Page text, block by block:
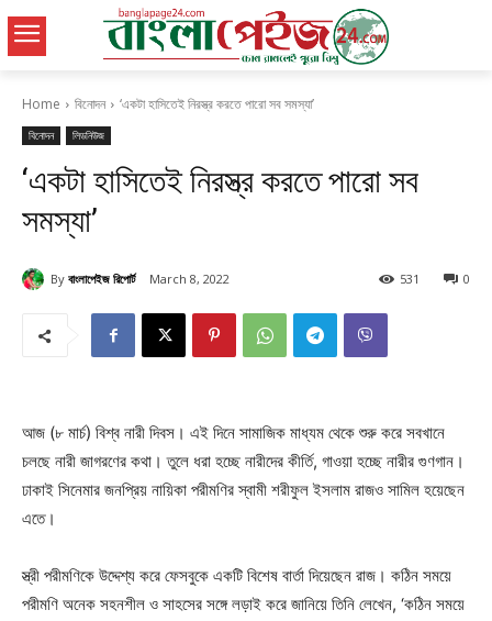
Home বিনোদন ‘একটা হাসিতেই নিরস্ত্র করতে পারো সব সমস্যা’
বিনোদন লিডনিউজ
‘একটা হাসিতেই নিরস্ত্র করতে পারো সব
সমস্যা’
By বাংলাপেইজ রিপোর্ট March 8, 2022 0
531
আজ (৮ মার্চ) বিশ্ব নারী দিবস। এই দিনে সামাজিক মাধ্যম থেকে শুরু করে সবখানে
চলছে নারী জাগরণের কথা। তুলে ধরা হচ্ছে নারীদের কীর্তি, গাওয়া হচ্ছে নারীর গুণগান।
ঢাকাই সিনেমার জনপ্রিয় নায়িকা পরীমণির স্বামী শরীফুল ইসলাম রাজও সামিল হয়েছেন
এতে।
স্ত্রী পরীমণিকে উদ্দেশ্য করে ফেসবুকে একটি বিশেষ বার্তা দিয়েছেন রাজ। কঠিন সময়ে
পরীমণি অনেক সহনশীল ও সাহসের সঙ্গে লড়াই করে জানিয়ে তিনি লেখেন, ‘কঠিন সময়ে